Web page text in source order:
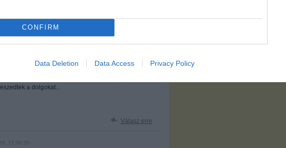
CONFIRM
Data Deletion Data Access Privacy Policy
ismerem, mert tole kb 5 km-re nottem fel
ott,ejszaka megallo szemelyvonatok utasait sem
a dolgokat...
Válasz erre
17:36:35